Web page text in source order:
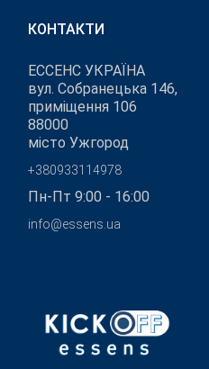
КОНТАКТИ
ЕССЕНС УКРАЇНА
вул. Собранецька 146,
приміщення 106
88000
місто Ужгород
+380933114978
Пн-Пт 9:00 - 16:00
info@essens.ua